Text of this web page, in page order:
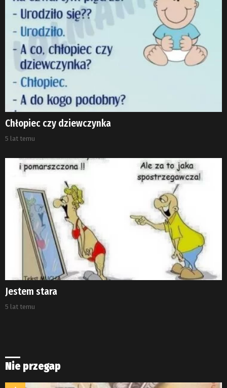
Chłopiec czy dziewczynka
5 lat temu
Jestem stara
5 lat temu
Nie przegap